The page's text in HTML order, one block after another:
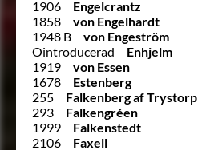
1906
Engelcrantz
1858
von Engelhardt
1948 B
von Engeström
Ointroducerad
Enhjelm
1919
von Essen
1678
Estenberg
255
Falkenberg af Trystorp
293
Falkengréen
1999
Falkenstedt
2106
Faxell